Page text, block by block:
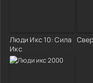
Люди Икс 10: Сила
Икс